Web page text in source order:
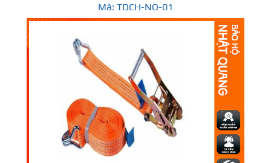
Mã: TDCH-NQ-01